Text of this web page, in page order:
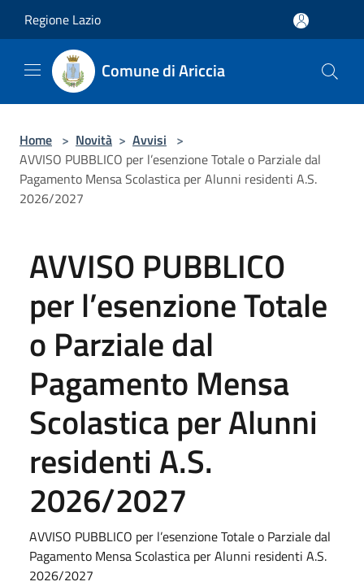
Regione Lazio
Comune di Ariccia
Home > Novità > Avvisi >
AVVISO PUBBLICO per l’esenzione Totale o Parziale dal
Pagamento Mensa Scolastica per Alunni residenti A.S.
2026/2027
AVVISO PUBBLICO
per l’esenzione Totale
o Parziale dal
Pagamento Mensa
Scolastica per Alunni
residenti A.S.
2026/2027
AVVISO PUBBLICO per l’esenzione Totale o Parziale dal
Pagamento Mensa Scolastica per Alunni residenti A.S.
2026/2027